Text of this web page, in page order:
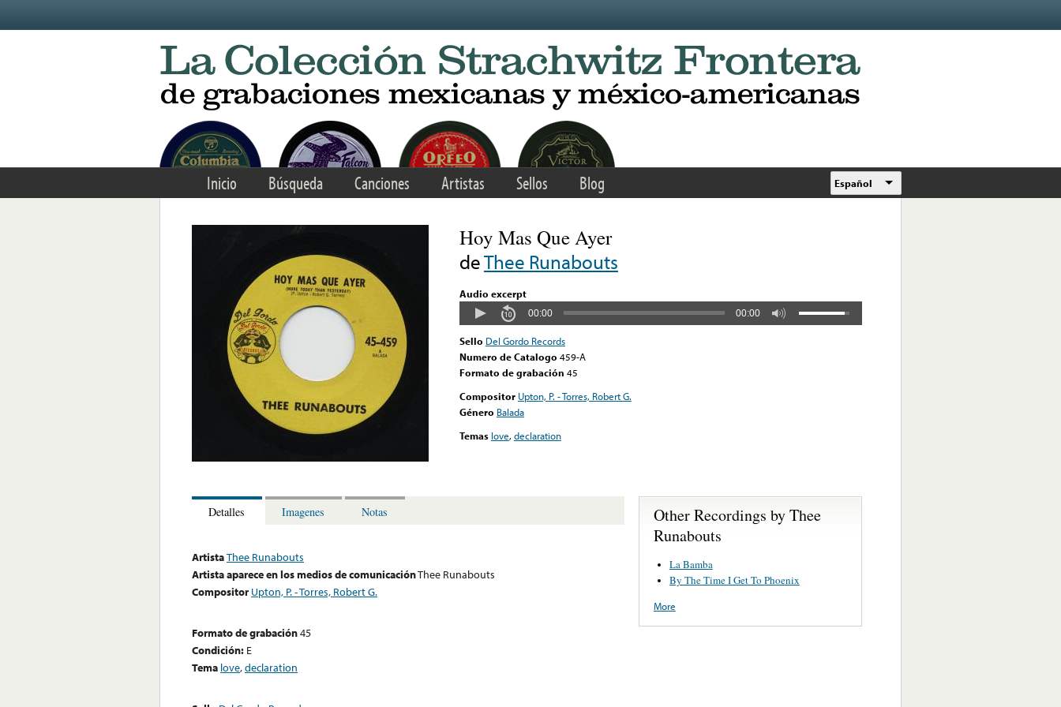
Inicio Búsqueda Canciones Artistas Sellos Blog Español
Hoy Mas Que Ayer
deThee Runabouts
Audio excerpt
00:00 00:00
Sello Del Gordo Records
Numero de Catalogo 459-A
Formato de grabación 45
Compositor Upton, P. - Torres, Robert G.
Género Balada
Temas love,declaration
Detalles Imagenes Notas
ArtistaThee Runabouts
Artista aparece en los medios de comunicaciónThee Runabouts
Compositor Upton, P. - Torres, Robert G.
Formato de grabación45
Condición: E
Tema love,declaration
Other Recordings by Thee
Runabouts
La Bamba
By The Time I Get To Phoenix
More